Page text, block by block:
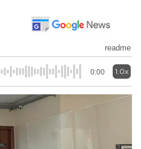
readme
0:00 1.0x